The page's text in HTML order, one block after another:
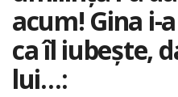
acum! Gina i-
ca îl iubește,
lui…: